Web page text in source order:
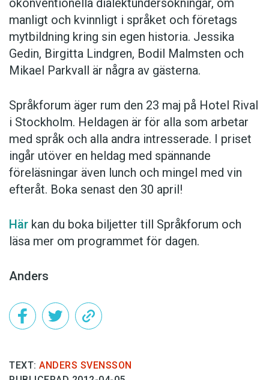
manligt och kvinnligt i språket och företags
mytbildning kring sin egen historia. Jessika
Gedin, Birgitta Lindgren, Bodil Malmsten och
Mikael Parkvall är några av gästerna.
Språkforum äger rum den 23 maj på Hotel Rival
i Stockholm. Heldagen är för alla som arbetar
med språk och alla andra intresserade. I priset
ingår utöver en heldag med spännande
föreläsningar även lunch och mingel med vin
efteråt. Boka senast den 30 april!
Här kan du boka biljetter till Språkforum och
läsa mer om programmet för dagen.
Anders
TEXT: ANDERS SVENSSON